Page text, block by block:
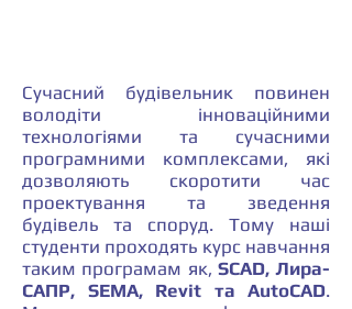
Сучасний будівельник повинен
володіти інноваційними
технологіями та сучасними
програмними комплексами, які
дозволяють скоротити час
проектування та зведення
будівель та споруд. Тому наші
студенти проходять курс навчання
таким програмам як, SCAD, Лира-
САПР, SEMA, Revit та AutoCAD.